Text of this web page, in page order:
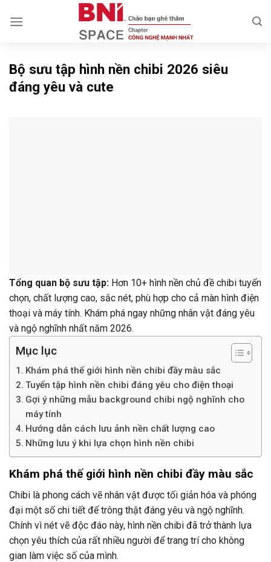
Bộ sưu tập hình nền chibi 2026 siêu
đáng yêu và cute
Tổng quan bộ sưu tập: Hơn 10+ hình nền chủ đề chibi tuyển
chọn, chất lượng cao, sắc nét, phù hợp cho cả màn hình điện
thoại và máy tính. Khám phá ngay những nhân vật đáng yêu
và ngộ nghĩnh nhất năm 2026.
Mục lục
Khám phá thế giới hình nền chibi đầy màu sắc
Tuyển tập hình nền chibi đáng yêu cho điện thoại
Gợi ý những mẫu background chibi ngộ nghĩnh cho
máy tính
Hướng dẫn cách lưu ảnh nền chất lượng cao
Những lưu ý khi lựa chọn hình nền chibi
Khám phá thế giới hình nền chibi đầy màu sắc
Chibi là phong cách vẽ nhân vật được tối giản hóa và phóng
đại một số chi tiết để trông thật đáng yêu và ngộ nghĩnh.
Chính vì nét vẽ độc đáo này, hình nền chibi đã trở thành lựa
chọn yêu thích của rất nhiều người để trang trí cho không
gian làm việc số của mình.